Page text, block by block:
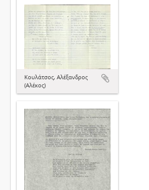
Κουλάτσος, Αλέξανδρος
(Αλέκος)